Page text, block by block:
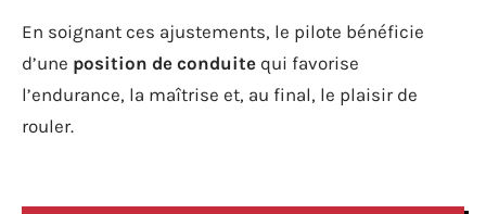
En soignant ces ajustements, le pilote bénéficie
d’une position de conduite qui favorise
l’endurance, la maîtrise et, au final, le plaisir de
rouler.